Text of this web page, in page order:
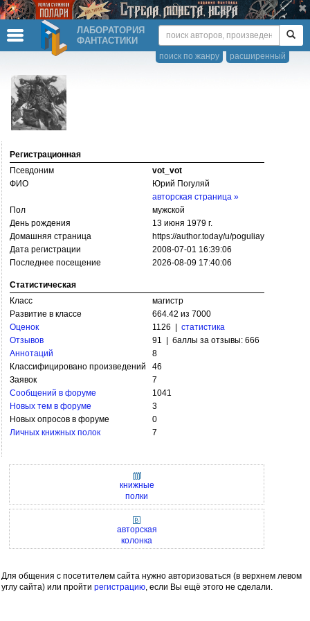
ЛАБОРАТОРИЯ
ФАНТАСТИКИ
расширенный
поиск по жанру
Регистрационная
Псевдоним
vot_vot
ФИО
Юрий Погуляй
авторская страница »
Пол
мужской
День рождения
13 июня 1979 г.
Домашняя страница
https://­author.today/­u/­poguliay
Дата регистрации
2008-07-01 16:39:06
Последнее посещение
2026-08-09 17:40:06
Статистическая
Класс
магистр
Развитие в классе
664.42 из 7000
Оценок
1126 | статистика
Отзывов
91 | баллы за отзывы: 666
Аннотаций
8
Классифицировано произведений
46
Заявок
7
Сообщений в форуме
1041
Новых тем в форуме
3
Новых опросов в форуме
0
Личных книжных полок
7
книжные
полки
авторская
колонка
Для общения с посетителем сайта нужно авторизоваться (в верхнем левом
углу сайта) или пройти регистрацию, если Вы ещё этого не сделали.